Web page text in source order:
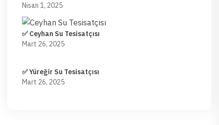
Nisan 1, 2025
✅ Ceyhan Su Tesisatçısı
Mart 26, 2025
✅ Yüreğir Su Tesisatçısı
Mart 26, 2025